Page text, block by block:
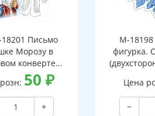
Письмо
Морозу в
конверте
письмо с текстом
на обороте,
фигурка)
50₽
+
М-
фигурка.
Цена
−